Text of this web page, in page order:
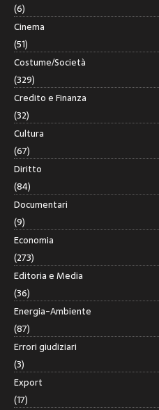
(6)
Cinema
(51)
Costume/Società
(329)
Credito e Finanza
(32)
Cultura
(67)
Diritto
(84)
Documentari
(9)
Economia
(273)
Editoria e Media
(36)
Energia-Ambiente
(87)
Errori giudiziari
(3)
Export
(17)